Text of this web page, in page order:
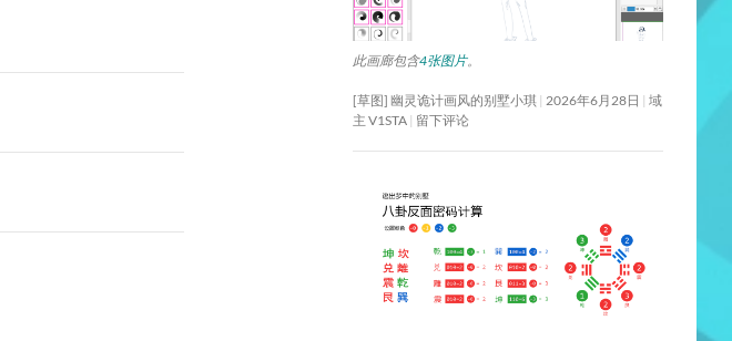
此画廊包含4张图片。
[草图] 幽灵诡计画风的别墅小琪 2026年6月28日
域
主 V1STA 留下评论